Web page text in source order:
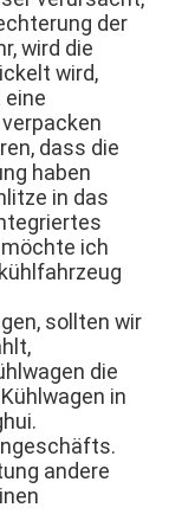
der
wird die
wird,
dass die
haben
in das
ich
sollten wir
die
in
andere